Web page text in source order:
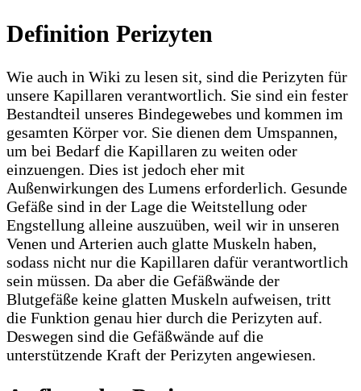
Definition Perizyten
Wie auch in Wiki zu lesen sit, sind die Perizyten für
unsere Kapillaren verantwortlich. Sie sind ein fester
Bestandteil unseres Bindegewebes und kommen im
gesamten Körper vor. Sie dienen dem Umspannen,
um bei Bedarf die Kapillaren zu weiten oder
einzuengen. Dies ist jedoch eher mit
Außenwirkungen des Lumens erforderlich. Gesunde
Gefäße sind in der Lage die Weitstellung oder
Engstellung alleine auszuüben, weil wir in unseren
Venen und Arterien auch glatte Muskeln haben,
sodass nicht nur die Kapillaren dafür verantwortlich
sein müssen. Da aber die Gefäßwände der
Blutgefäße keine glatten Muskeln aufweisen, tritt
die Funktion genau hier durch die Perizyten auf.
Deswegen sind die Gefäßwände auf die
unterstützende Kraft der Perizyten angewiesen.